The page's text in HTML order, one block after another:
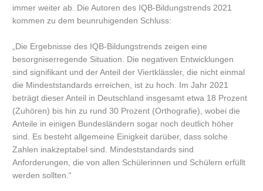
immer weiter ab. Die Autoren des IQB-Bildungstrends 2021
kommen zu dem beunruhigenden Schluss:
„Die Ergebnisse des IQB-Bildungstrends zeigen eine
besorgniserregende Situation. Die negativen Entwicklungen
sind signifikant und der Anteil der Viertklässler, die nicht einmal
die Mindeststandards erreichen, ist zu hoch. Im Jahr 2021
beträgt dieser Anteil in Deutschland insgesamt etwa 18 Prozent
(Zuhören) bis hin zu rund 30 Prozent (Orthografie), wobei die
Anteile in einigen Bundesländern sogar noch deutlich höher
sind. Es besteht allgemeine Einigkeit darüber, dass solche
Zahlen inakzeptabel sind. Mindeststandards sind
Anforderungen, die von allen Schülerinnen und Schülern erfüllt
werden sollten.“